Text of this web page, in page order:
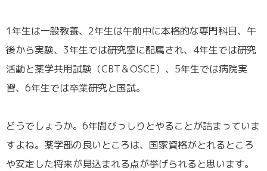
1年生は一般教養、2年生は午前中に本格的な専門科目、午
後から実験、3年生では研究室に配属され、4年生では研究
活動と薬学共用試験（CBT＆OSCE）、5年生では病院実
習、6年生では卒業研究と国試。
どうでしょうか。6年間びっしりとやることが詰まっていま
すよね。薬学部の良いところは、国家資格がとれるところ
や安定した将来が見込まれる点が挙げられると思います。